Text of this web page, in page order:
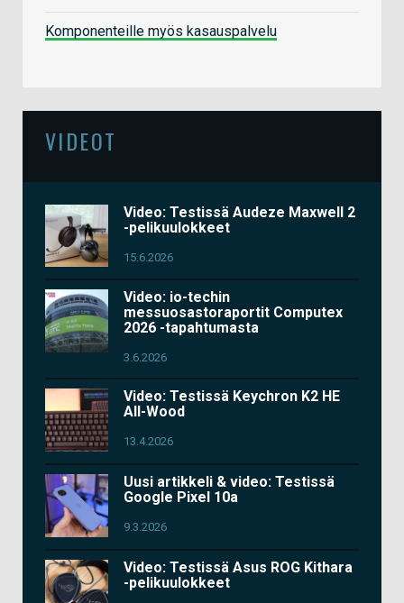
Komponenteille myös kasauspalvelu
VIDEOT
Video: Testissä Audeze Maxwell 2
-pelikuulokkeet
15.6.2026
Video: io-techin
messuosastoraportit Computex
2026 -tapahtumasta
3.6.2026
Video: Testissä Keychron K2 HE
All-Wood
13.4.2026
Uusi artikkeli & video: Testissä
Google Pixel 10a
9.3.2026
Video: Testissä Asus ROG Kithara
-pelikuulokkeet